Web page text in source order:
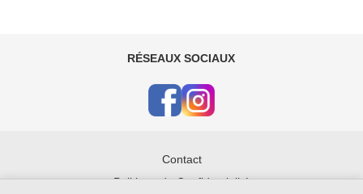
RÉSEAUX SOCIAUX
Contact
Politique de Confidentialité